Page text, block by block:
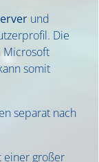
und
Die
Microsoft
somit
separat nach
einer großer